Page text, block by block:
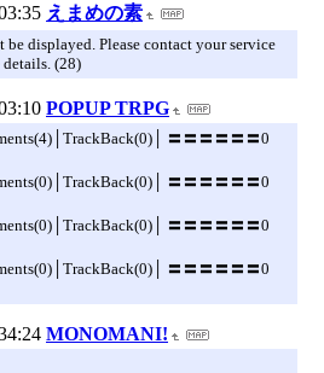
えまめの素
be displayed. Please contact your service
(28)
POPUP TRPG
〓〓〓〓〓〓0
〓〓〓〓〓〓0
〓〓〓〓〓〓0
〓〓〓〓〓〓0
MONOMANI!